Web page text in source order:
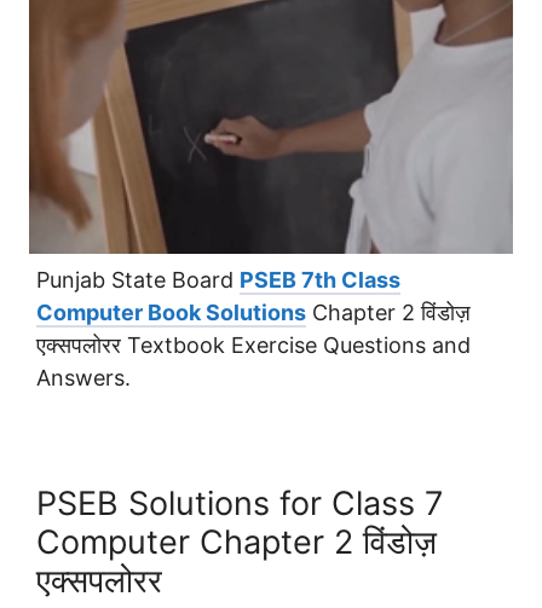
Punjab State Board PSEB 7th Class
Computer Book Solutions Chapter 2 विंडोज़
एक्सपलोरर Textbook Exercise Questions and
Answers.
PSEB Solutions for Class 7
Computer Chapter 2 विंडोज़
एक्सपलोरर